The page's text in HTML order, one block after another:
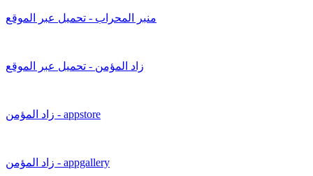
منبر المحراب - تحميل عبر الموقع
زاد المؤمن - تحميل عبر الموقع
زاد المؤمن - appstore
زاد المؤمن - appgallery